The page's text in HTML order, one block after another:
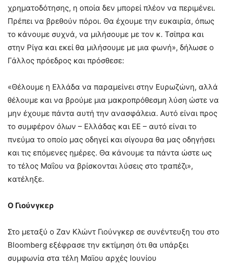
χρηματοδότησης, η οποία δεν μπορεί πλέον να περιμένει.
Πρέπει να βρεθούν πόροι. Θα έχουμε την ευκαιρία, όπως
το κάνουμε συχνά, να μιλήσουμε με τον κ. Τσίπρα και
στην Ρίγα και εκεί θα μιλήσουμε με μια φωνή», δήλωσε ο
Γάλλος πρόεδρος και πρόσθεσε:
«Θέλουμε η Ελλάδα να παραμείνει στην Ευρωζώνη, αλλά
θέλουμε και να βρούμε μια μακροπρόθεσμη λύση ώστε να
μην έχουμε πάντα αυτή την ανασφάλεια. Αυτό είναι προς
το συμφέρον όλων – Ελλάδας και ΕΕ – αυτό είναι το
πνεύμα το οποίο μας οδηγεί και σίγουρα θα μας οδηγήσει
και τις επόμενες ημέρες. Θα κάνουμε τα πάντα ώστε ως
το τέλος Μαΐου να βρίσκονται λύσεις στο τραπέζι»,
κατέληξε.
Ο Γιούνγκερ
Στο μεταξύ ο Ζαν Κλώντ Γιούνγκερ σε συνέντευξη του στο
Bloomberg εξέφρασε την εκτίμηση ότι θα υπάρξει
συμφωνία στα τέλη Μαϊου αρχές Ιουνίου